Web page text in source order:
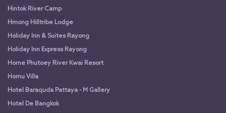
Hintok River Camp
Hmong Hilltribe Lodge
Holiday Inn & Suites Rayong
Holiday Inn Express Rayong
Home Phutoey River Kwai Resort
Homu Villa
Hotel Baraquda Pattaya - M Gallery
Hotel De Bangkok